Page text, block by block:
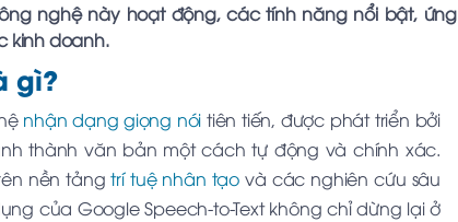
nghệ này hoạt động, các tính năng nổi bật, ứng
kinh doanh.
gì?
nhận dạng giọng nói tiên tiến, được phát triển bởi
thành văn bản một cách tự động và chính xác.
nền tảngtrí tuệ nhân tạo và các nghiên cứu sâu
của Google Speech-to-Text không chỉ dừng lại ở